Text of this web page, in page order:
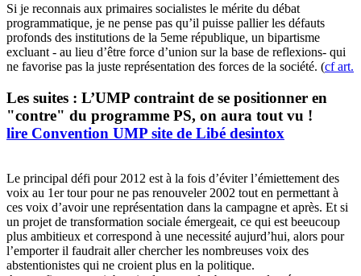
Si je reconnais aux primaires socialistes le mérite du débat
programmatique, je ne pense pas qu’il puisse pallier les défauts
profonds des institutions de la 5eme république, un bipartisme
excluant - au lieu d’être force d’union sur la base de reflexions- qui
ne favorise pas la juste représentation des forces de la société. (cf art.
Les suites : L’UMP contraint de se positionner en
"contre" du programme PS, on aura tout vu !
lire Convention UMP site de Libé desintox
Le principal défi pour 2012 est à la fois d’éviter l’émiettement des
voix au 1er tour pour ne pas renouveler 2002 tout en permettant à
ces voix d’avoir une représentation dans la campagne et après. Et si
un projet de transformation sociale émergeait, ce qui est beeucoup
plus ambitieux et correspond à une necessité aujurd’hui, alors pour
l’emporter il faudrait aller chercher les nombreuses voix des
abstentionistes qui ne croient plus en la politique.